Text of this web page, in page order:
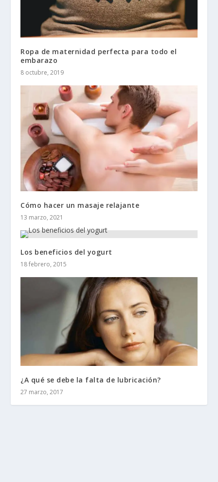
Ropa de maternidad perfecta para todo el
embarazo
8 octubre, 2019
Cómo hacer un masaje relajante
13 marzo, 2021
Los beneficios del yogurt
18 febrero, 2015
¿A qué se debe la falta de lubricación?
27 marzo, 2017